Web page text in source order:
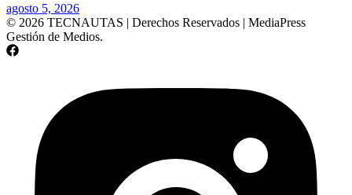
agosto 5, 2026
© 2026 TECNAUTAS | Derechos Reservados | MediaPress
Gestión de Medios.